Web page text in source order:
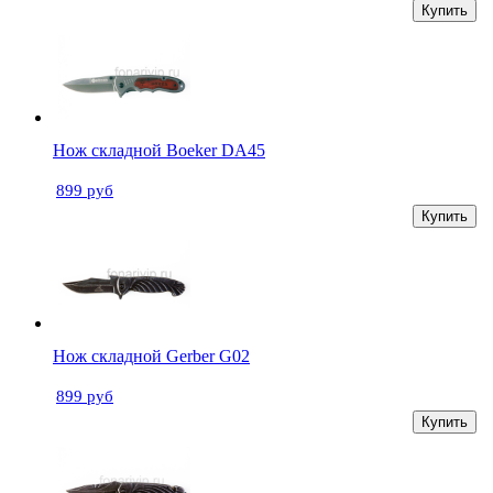
Купить
Нож складной Boeker DA45
899 руб
Купить
Нож складной Gerber G02
899 руб
Купить